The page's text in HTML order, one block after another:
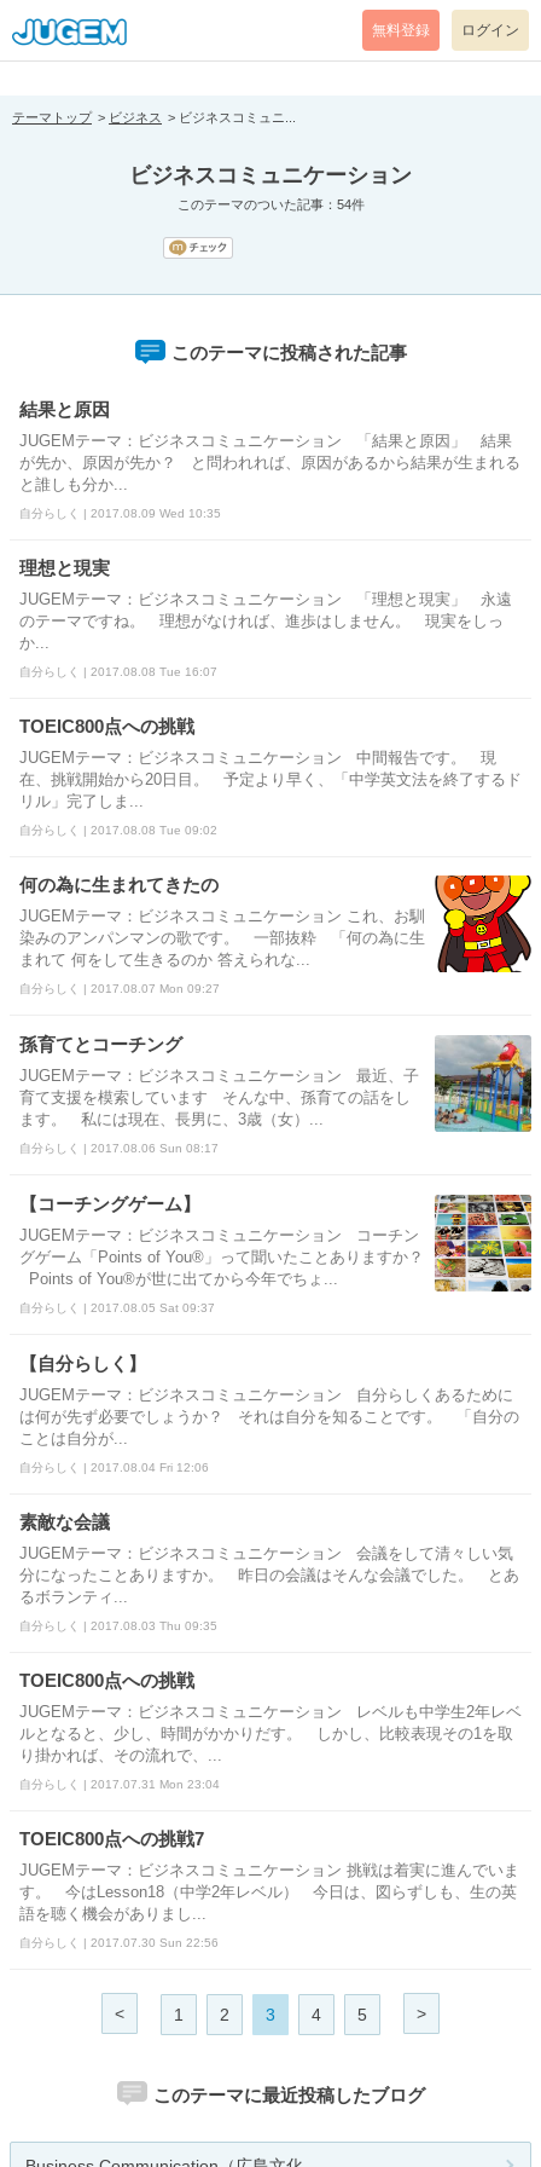
[pear_error: message="Success" code=0 mode=return level=notice
prefix="" info=""]
無料登録 ログイン
テーマトップ ビジネス ビジネスコミュニ...
ビジネスコミュニケーション
このテーマのついた記事：54件
このテーマに投稿された記事
結果と原因
JUGEMテーマ：ビジネスコミュニケーション 「結果と原因」 結果
が先か、原因が先か？ と問われれば、原因があるから結果が生まれる
と誰しも分か...
自分らしく | 2017.08.09 Wed 10:35
理想と現実
JUGEMテーマ：ビジネスコミュニケーション 「理想と現実」 永遠
のテーマですね。 理想がなければ、進歩はしません。 現実をしっ
か...
自分らしく | 2017.08.08 Tue 16:07
TOEIC800点への挑戦
JUGEMテーマ：ビジネスコミュニケーション 中間報告です。 現
在、挑戦開始から20日目。 予定より早く、「中学英文法を終了するド
リル」完了しま...
自分らしく | 2017.08.08 Tue 09:02
何の為に生まれてきたの
JUGEMテーマ：ビジネスコミュニケーション これ、お馴
染みのアンパンマンの歌です。 一部抜粋 「何の為に生
まれて 何をして生きるのか 答えられな...
自分らしく | 2017.08.07 Mon 09:27
孫育てとコーチング
JUGEMテーマ：ビジネスコミュニケーション 最近、子
育て支援を模索しています そんな中、孫育ての話をし
ます。 私には現在、長男に、3歳（女）...
自分らしく | 2017.08.06 Sun 08:17
【コーチングゲーム】
JUGEMテーマ：ビジネスコミュニケーション コーチン
グゲーム「Points of You®」って聞いたことありますか？
Points of You®が世に出てから今年でちょ...
自分らしく | 2017.08.05 Sat 09:37
【自分らしく】
JUGEMテーマ：ビジネスコミュニケーション 自分らしくあるために
は何が先ず必要でしょうか？ それは自分を知ることです。 「自分の
ことは自分が...
自分らしく | 2017.08.04 Fri 12:06
素敵な会議
JUGEMテーマ：ビジネスコミュニケーション 会議をして清々しい気
分になったことありますか。 昨日の会議はそんな会議でした。 とあ
るボランティ...
自分らしく | 2017.08.03 Thu 09:35
TOEIC800点への挑戦
JUGEMテーマ：ビジネスコミュニケーション レベルも中学生2年レベ
ルとなると、少し、時間がかかりだす。 しかし、比較表現その1を取
り掛かれば、その流れで、...
自分らしく | 2017.07.31 Mon 23:04
TOEIC800点への挑戦7
JUGEMテーマ：ビジネスコミュニケーション 挑戦は着実に進んでいま
す。 今はLesson18（中学2年レベル） 今日は、図らずしも、生の英
語を聴く機会がありまし...
自分らしく | 2017.07.30 Sun 22:56
< 1 2 3 4 5 >
このテーマに最近投稿したブログ